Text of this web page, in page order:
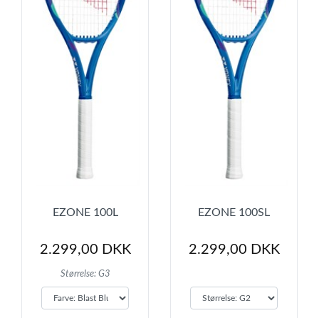
EZONE 100L
2.299,00 DKK
Størrelse: G3
EZONE 100SL
2.299,00 DKK